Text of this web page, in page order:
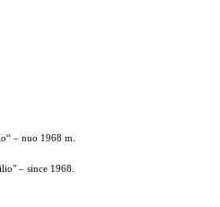
– nuo 1968 m.
– since 1968.